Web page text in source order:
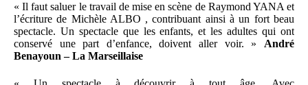
« Il faut saluer le travail de mise en scène de Raymond YANA et
l’écriture de Michèle ALBO , contribuant ainsi à un fort beau
spectacle. Un spectacle que les enfants, et les adultes qui ont
conservé une part d’enfance, doivent aller voir. » André
Benayoun – La Marseillaise